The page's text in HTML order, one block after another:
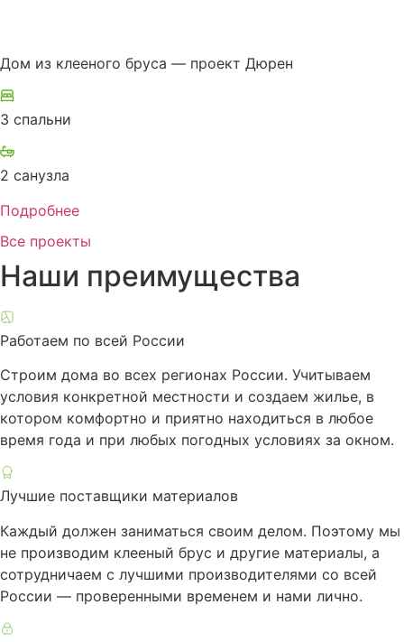
Дом из клееного бруса — проект Дюрен
3 спальни
2 санузла
Подробнее
Все проекты
Наши преимущества
Работаем по всей России
Строим дома во всех регионах России. Учитываем
условия конкретной местности и создаем жилье, в
котором комфортно и приятно находиться в любое
время года и при любых погодных условиях за окном.
Лучшие поставщики материалов
Каждый должен заниматься своим делом. Поэтому мы
не производим клееный брус и другие материалы, а
сотрудничаем с лучшими производителями со всей
России — проверенными временем и нами лично.